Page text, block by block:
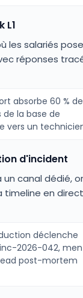
L1
les salariés
réponses
absorbe 60 %
de la base de
vers un
d'incident
canal dédié,
en
déclenche
2026-042,
post-mortem